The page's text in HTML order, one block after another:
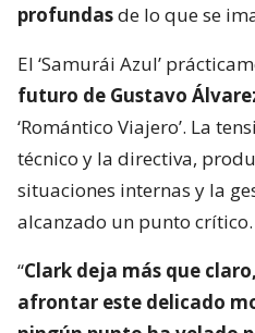
profundasde lo que se
El ‘Samurái Azul’
futuro de Gustavo
‘Romántico Viajero’. La
técnico y la directiva,
situaciones internas y la
alcanzado un punto crítico.
“Clark deja más que
afrontar este delicado